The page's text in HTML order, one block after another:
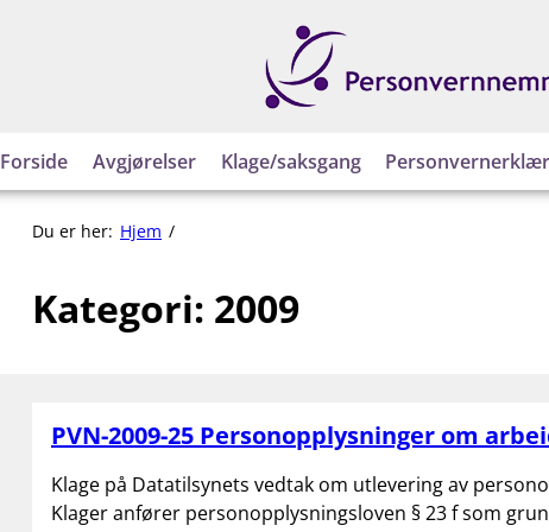
Forside Avgjørelser Klage/saksgang
Du er her: Hjem
Kategori: 2009
PVN-2009-25 Personopplysninger om
Klage på Datatilsynets vedtak om utlevering av
Klager anfører personopplysningsloven § 23 f som